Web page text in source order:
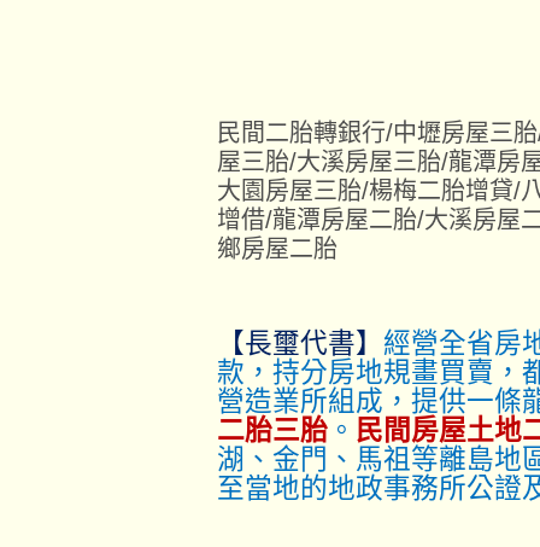
民間二胎轉銀行/中壢房屋三
屋三胎/大溪房屋三胎/龍潭房
大園房屋三胎/楊梅二胎增貸/
增借/龍潭房屋二胎/大溪房屋
鄉房屋二胎
【長璽代書】 經營全省房
款，持分房地規畫買賣，
營造業所組成，提供一條
二胎三胎 。 民間房屋土地
湖、金門、馬祖等離島地
至當地的地政事務所公證